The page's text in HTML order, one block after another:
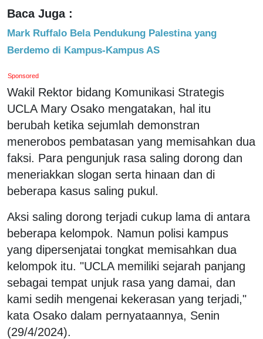
Baca Juga :
Mark Ruffalo Bela Pendukung Palestina yang
Berdemo di Kampus-Kampus AS
Sponsored
Wakil Rektor bidang Komunikasi Strategis
UCLA Mary Osako mengatakan, hal itu
berubah ketika sejumlah demonstran
menerobos pembatasan yang memisahkan dua
faksi. Para pengunjuk rasa saling dorong dan
meneriakkan slogan serta hinaan dan di
beberapa kasus saling pukul.
Aksi saling dorong terjadi cukup lama di antara
beberapa kelompok. Namun polisi kampus
yang dipersenjatai tongkat memisahkan dua
kelompok itu. "UCLA memiliki sejarah panjang
sebagai tempat unjuk rasa yang damai, dan
kami sedih mengenai kekerasan yang terjadi,"
kata Osako dalam pernyataannya, Senin
(29/4/2024).